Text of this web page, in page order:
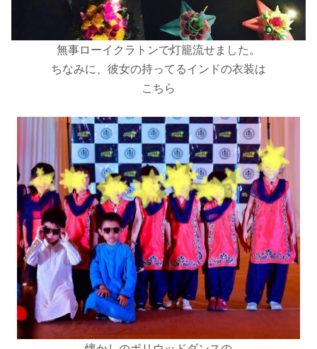
無事ローイクラトンで灯籠流せました。
ちなみに、彼女の持ってるインドの衣装は
こちら